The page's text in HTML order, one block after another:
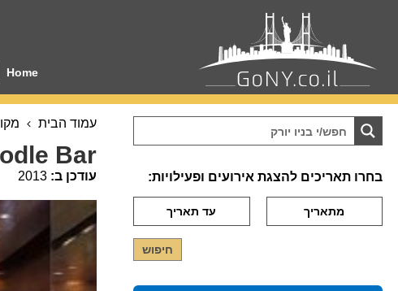
Home
עמוד הבית
Bar
עודכן ב: 2013 בחרו תאריכים להצגת אירועים ופעילויות: